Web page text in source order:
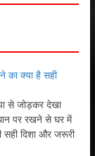
क्या है सही
से जोड़कर देखा
पर रखने से घर में
दिशा और जरूरी